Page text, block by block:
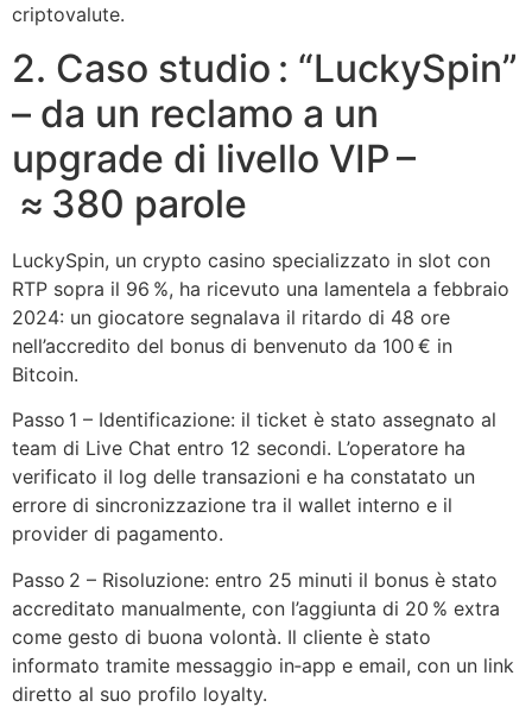
criptovalute.
2. Caso studio : “LuckySpin”
– da un reclamo a un
upgrade di livello VIP –
≈ 380 parole
LuckySpin, un crypto casino specializzato in slot con
RTP sopra il 96 %, ha ricevuto una lamentela a febbraio
2024: un giocatore segnalava il ritardo di 48 ore
nell’accredito del bonus di benvenuto da 100 € in
Bitcoin.
Passo 1 – Identificazione: il ticket è stato assegnato al
team di Live Chat entro 12 secondi. L’operatore ha
verificato il log delle transazioni e ha constatato un
errore di sincronizzazione tra il wallet interno e il
provider di pagamento.
Passo 2 – Risoluzione: entro 25 minuti il bonus è stato
accreditato manualmente, con l’aggiunta di 20 % extra
come gesto di buona volontà. Il cliente è stato
informato tramite messaggio in‑app e email, con un link
diretto al suo profilo loyalty.